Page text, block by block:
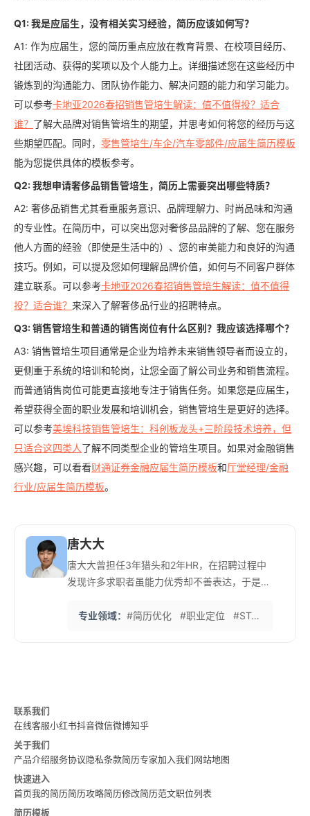
Q1: 我是应届生，没有相关实习经验，简历应该如何写？
A1: 作为应届生，您的简历重点应放在教育背景、在校项目经历、
社团活动、获得的奖项以及个人能力上。详细描述您在这些经历中
锻炼到的沟通能力、团队协作能力、解决问题的能力和学习能力。
可以参考卡地亚2026春招销售管培生解读：值不值得投？适合
谁？ 了解大品牌对销售管培生的期望，并思考如何将您的经历与这
些期望匹配。同时， 零售管培生/车企/汽车零部件/应届生简历模板
能为您提供具体的模板参考。
Q2: 我想申请奢侈品销售管培生，简历上需要突出哪些特质？
A2: 奢侈品销售尤其看重服务意识、品牌理解力、时尚品味和沟通
的专业性。在简历中，可以突出您对奢侈品品牌的了解、您在服务
他人方面的经验（即使是生活中的）、您的审美能力和良好的沟通
技巧。例如，可以提及您如何理解品牌价值，如何与不同客户群体
建立联系。可以参考卡地亚2026春招销售管培生解读：值不值得
投？适合谁？ 来深入了解奢侈品行业的招聘特点。
Q3: 销售管培生和普通的销售岗位有什么区别？我应该选择哪个？
A3: 销售管培生项目通常是企业为培养未来销售领导者而设立的，
更侧重于系统的培训和轮岗，让您全面了解公司业务和销售流程。
而普通销售岗位可能更直接地专注于销售任务。如果您是应届生，
希望获得全面的职业发展和培训机会，销售管培生是更好的选择。
可以参考美埃科技销售管培生：科创板龙头+三阶段技术培养，但
只适合这四类人了解不同类型企业的管培生项目。如果对金融销售
感兴趣，可以看看财通证券金融应届生简历模板和厅堂经理/金融
行业/应届生简历模板。
唐大大
唐大大曾担任3年猎头和2年HR，在招聘过程中
发现许多求职者虽能力优秀却不善表达，于是创
量身定制简历，特别是为缺乏工作经验的应届毕
到40-50人，在业内积累了良好口碑。
专业领域： #简历优化 #职业定位 #STAR法则
联系我们
在线客服小红书抖音微信微博知乎
关于我们
产品介绍服务协议隐私条款简历专家加入我们网站地图
快速进入
首页我的简历简历攻略简历修改简历范文职位列表
简历模板